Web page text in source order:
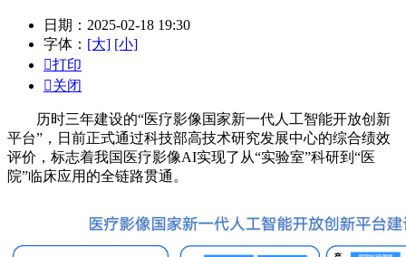
日期：2025-02-18 19:30
字体： [大] [小]
打印
关闭
历时三年建设的“医疗影像国家新一代人工智能开放创新
平台”，日前正式通过科技部高技术研究发展中心的综合绩效
评价，标志着我国医疗影像AI实现了从“实验室”科研到“医
院”临床应用的全链路贯通。